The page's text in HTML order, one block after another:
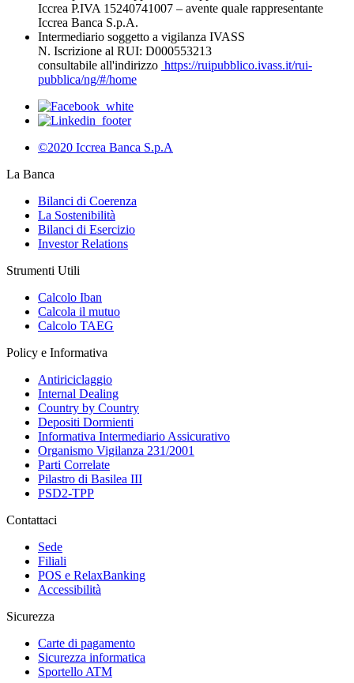
Iccrea P.IVA 15240741007 – avente quale rappresentante
Iccrea Banca S.p.A.
Intermediario soggetto a vigilanza IVASS
N. Iscrizione al RUI: D000553213
consultabile all'indirizzo https://ruipubblico.ivass.it/rui-
pubblica/ng/#/home
©2020 Iccrea Banca S.p.A
La Banca
Bilanci di Coerenza
La Sostenibilità
Bilanci di Esercizio
Investor Relations
Strumenti Utili
Calcolo Iban
Calcola il mutuo
Calcolo TAEG
Policy e Informativa
Antiriciclaggio
Internal Dealing
Country by Country
Depositi Dormienti
Informativa Intermediario Assicurativo
Organismo Vigilanza 231/2001
Parti Correlate
Pilastro di Basilea III
PSD2-TPP
Contattaci
Sede
Filiali
POS e RelaxBanking
Accessibilità
Sicurezza
Carte di pagamento
Sicurezza informatica
Sportello ATM